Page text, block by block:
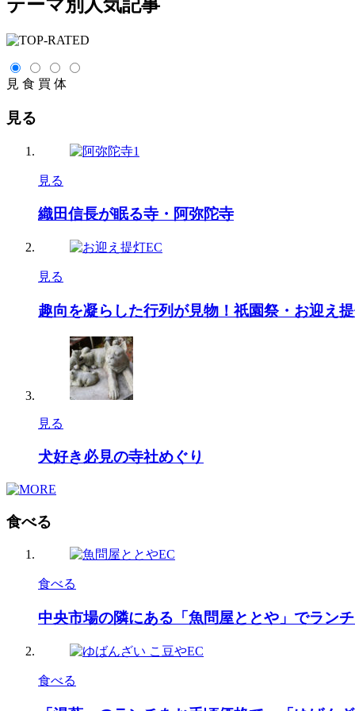
テーマ別人気記事
見 食 買 体
見る
見る
織田信長が眠る寺・阿弥陀寺
見る
趣向を凝らした行列が見物！祇園祭・お迎え
見る
犬好き必見の寺社めぐり
食べる
食べる
中央市場の隣にある「魚問屋ととや」でラン
食べる